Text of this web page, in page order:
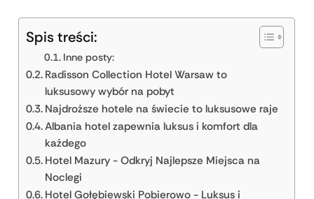
Spis treści:
Inne posty:
Radisson Collection Hotel Warsaw to
luksusowy wybór na pobyt
Najdroższe hotele na świecie to luksusowe raje
Albania hotel zapewnia luksus i komfort dla
każdego
Hotel Mazury - Odkryj Najlepsze Miejsca na
Noclegi
Hotel Gołębiewski Pobierowo - Luksus i